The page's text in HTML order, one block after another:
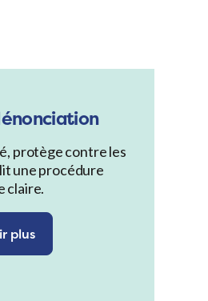
protège contre les
une procédure
claire.
plus